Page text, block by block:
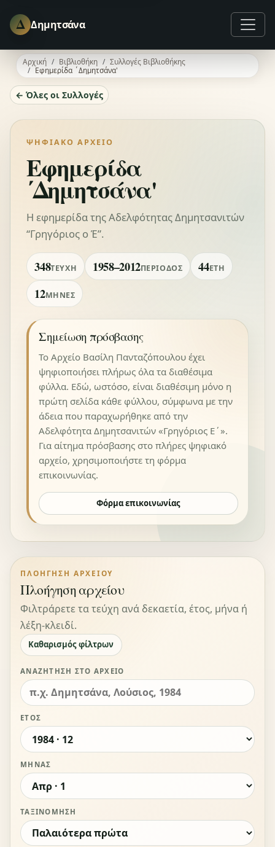
Δ Δημητσάνα
Αρχική Βιβλιοθήκη
Συλλογές Βιβλιοθήκης
Εφημερίδα ΄Δημητσάνα'
← Όλες οι Συλλογές
ΨΗΦΙΑΚΌ ΑΡΧΕΊΟ
Εφημερίδα
΄Δημητσάνα'
Η εφημερίδα της Αδελφότητας Δημητσανιτών
“Γρηγόριος ο Έ”.
348ΤΕΎΧΗ 1958–2012ΠΕΡΊΟΔΟΣ 44ΈΤΗ
12ΜΉΝΕΣ
Σημείωση πρόσβασης
Το Αρχείο Βασίλη Πανταζόπουλου έχει
ψηφιοποιήσει πλήρως όλα τα διαθέσιμα
φύλλα. Εδώ, ωστόσο, είναι διαθέσιμη μόνο η
πρώτη σελίδα κάθε φύλλου, σύμφωνα με την
άδεια που παραχωρήθηκε από την
Αδελφότητα Δημητσανιτών «Γρηγόριος Ε΄».
Για αίτημα πρόσβασης στο πλήρες ψηφιακό
αρχείο, χρησιμοποιήστε τη φόρμα
επικοινωνίας.
Φόρμα επικοινωνίας
ΠΛΟΉΓΗΣΗ ΑΡΧΕΊΟΥ
Πλοήγηση αρχείου
Φιλτράρετε τα τεύχη ανά δεκαετία, έτος, μήνα ή
λέξη-κλειδί.
Καθαρισμός φίλτρων
ΑΝΑΖΉΤΗΣΗ ΣΤΟ ΑΡΧΕΊΟ
ΈΤΟΣ
ΜΉΝΑΣ
ΤΑΞΙΝΌΜΗΣΗ